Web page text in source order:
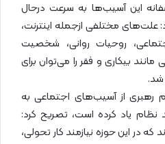
این آسیب‌ها به سرعت درحال
علت‌های مختلفی ازجمله اینترنت،
روحیات روانی، شخصیت
بیکاری و فقر را می‌توان برای
شد.
رهبری از آسیب‌های اجتماعی به
نظام یاد کرده است، تصریح کرد:
که در این حوزه نیازمند کار تحولی،